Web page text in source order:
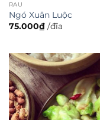
RAU
Ngó Xuân Luộc
75.000₫ /đĩa